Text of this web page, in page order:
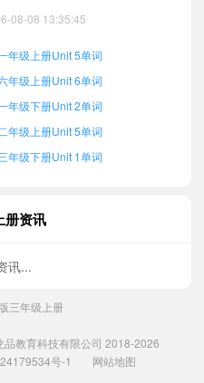
08-08 13:35:45
年级上册Unit 8单词
年级上册Unit 5单词
年级上册Unit 6单词
年级下册Unit 2单词
年级上册Unit 5单词
年级下册Unit 1单词
年级上册Unit 7单词
年级上册Unit 7单词
年级上册Unit 8单词
册资讯
讯...
三年级上册
教育科技有限公司 2018-2026
号-1 网站地图